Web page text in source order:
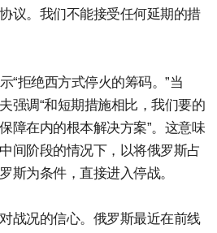
议。我们不能接受任何延期的措
“拒绝西方式停火的筹码。”当
强调“和短期措施相比，我们要的
障在内的根本解决方案”。这意味
间阶段的情况下，以将俄罗斯占
斯为条件，直接进入停战。
战况的信心。俄罗斯最近在前线